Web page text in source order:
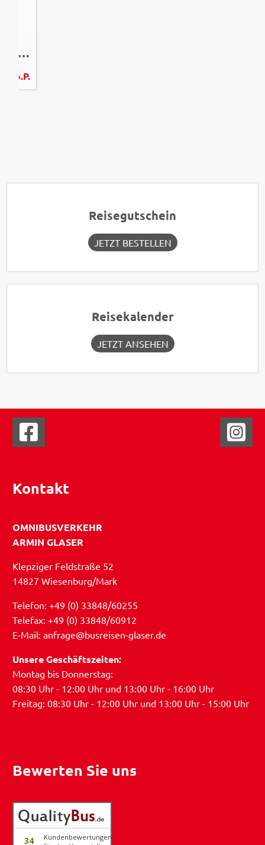
Weihnachtsmarkt Erfurt | Winterleuchten egapark
p.P.
Reisegutschein
JETZT BESTELLEN
Reisekalender
JETZT ANSEHEN
Kontakt
OMNIBUSVERKEHR
ARMIN GLASER
Klepziger Feldstraße 52
14827 Wiesenburg/Mark
Telefon: +49 (0) 33848/60255
Telefax: +49 (0) 33848/60912
E-Mail: anfrage@busreisen-glaser.de
Unsere Geschäftszeiten:
Montag bis Donnerstag:
08:30 Uhr - 12:00 Uhr und 13:00 Uhr - 16:00 Uhr
Freitag: 08:30 Uhr - 12:00 Uhr und 13:00 Uhr - 15:00 Uhr
Bewerten Sie uns
34
Kundenbewertungen